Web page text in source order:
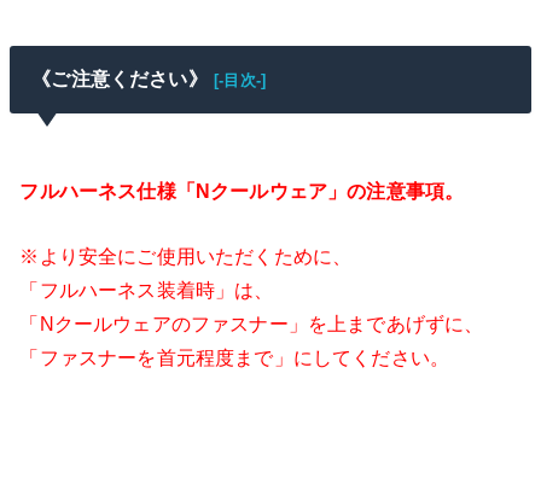
《ご注意ください》 [-目次-]
フルハーネス仕様「Nクールウェア」の注意事項。
※より安全にご使用いただくために、
「フルハーネス装着時」は、
「Nクールウェアのファスナー」を上まであげずに、
「ファスナーを首元程度まで」にしてください。